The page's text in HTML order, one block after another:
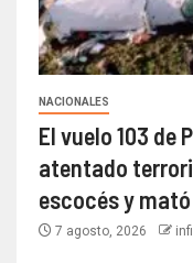
NACIONALES
El vuelo 103 de
atentado
escocés y
7 agosto, 2026